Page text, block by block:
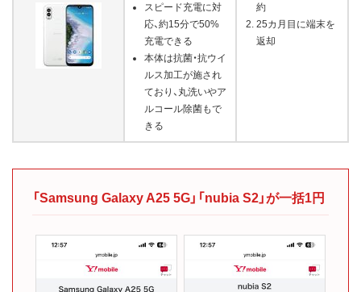
スピード充電に対
応、約15分で50%
充電できる
本体は抗菌・抗ウイ
ルス加工が施され
ており、丸洗いやア
ルコール除菌もで
きる
約
25カ月目に端末を
返却
「Samsung Galaxy A25 5G」「nubia S2」が一括1円